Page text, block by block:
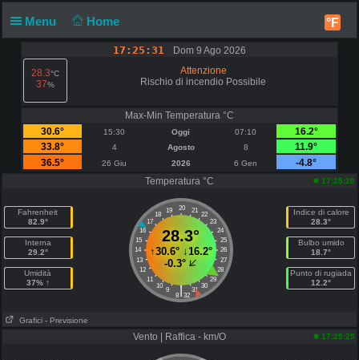
Menu Home °F
17:25:31
Dom 9 Ago 2026
28.3°C
37%
Attenzione
Rischio di incendio Possibile
Max-Min Temperatura °C
30.6°
15:30 Oggi 07:10
16.2°
33.8°
4 Agosto 8
11.9°
36.5°
26 Giu 2026 6 Gen
-4.8°
Temperatura °C
17:25:20
Fahrenheit
82.9°
Interna
29.2°
Umidità
37% ↑
20
19 21
18
22
17
23
16
24
15
25
14
26
13
27
12
28
11
29
10
30
9 31
|
8 32
28.3°
↑30.6°↓16.2°
-0.3°
Indice di calore
28.3°
Bulbo umido
18.7°
Punto di rugiada
12.2°
Grafici - Previsione
Vento | Raffica - km/O 17:25:25